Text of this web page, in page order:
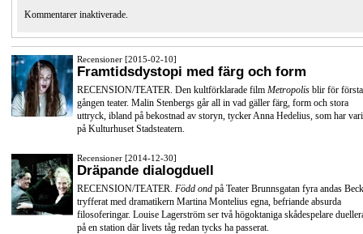
Kommentarer inaktiverade.
Recensioner [2015-02-10]
Framtidsdystopi med färg och form
RECENSION/TEATER. Den kultförklarade film Metropolis blir för första
gången teater. Malin Stenbergs går all in vad gäller färg, form och stora
uttryck, ibland på bekostnad av storyn, tycker Anna Hedelius, som har
på Kulturhuset Stadsteatern.
Recensioner [2014-12-30]
Dräpande dialogduell
RECENSION/TEATER. Född ond på Teater Brunnsgatan fyra andas
tryfferat med dramatikern Martina Montelius egna, befriande absurda
filosoferingar. Louise Lagerström ser två högoktaniga skådespelare
på en station där livets tåg redan tycks ha passerat.